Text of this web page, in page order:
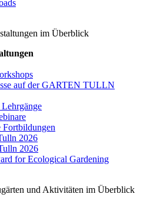
im Überblick
auf der GARTEN TULLN
Fortbildungen
2026
2026
for Ecological Gardening
und Aktivitäten im Überblick